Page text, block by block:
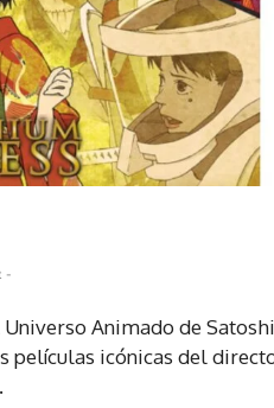
-
Animado de
películas icónicas del